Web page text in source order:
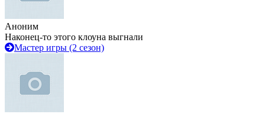
Аноним
Наконец-то этого клоуна выгнали
Мастер игры (2 сезон)